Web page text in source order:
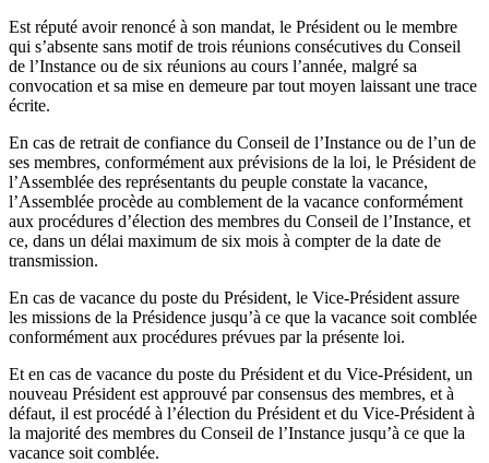
Est réputé avoir renoncé à son mandat, le Président ou le membre
qui s’absente sans motif de trois réunions consécutives du Conseil
de l’Instance ou de six réunions au cours l’année, malgré sa
convocation et sa mise en demeure par tout moyen laissant une trace
écrite.
En cas de retrait de confiance du Conseil de l’Instance ou de l’un de
ses membres, conformément aux prévisions de la loi, le Président de
l’Assemblée des représentants du peuple constate la vacance,
l’Assemblée procède au comblement de la vacance conformément
aux procédures d’élection des membres du Conseil de l’Instance, et
ce, dans un délai maximum de six mois à compter de la date de
transmission.
En cas de vacance du poste du Président, le Vice-Président assure
les missions de la Présidence jusqu’à ce que la vacance soit comblée
conformément aux procédures prévues par la présente loi.
Et en cas de vacance du poste du Président et du Vice-Président, un
nouveau Président est approuvé par consensus des membres, et à
défaut, il est procédé à l’élection du Président et du Vice-Président à
la majorité des membres du Conseil de l’Instance jusqu’à ce que la
vacance soit comblée.